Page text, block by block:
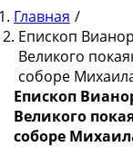
Главная /
Епископ
Великого
соборе
Епископ
Великого
соборе